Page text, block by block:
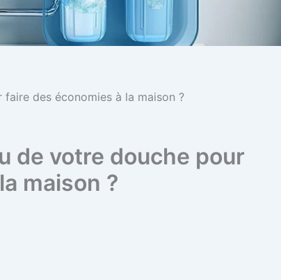
des économies à la maison ?
de votre douche pour
maison ?